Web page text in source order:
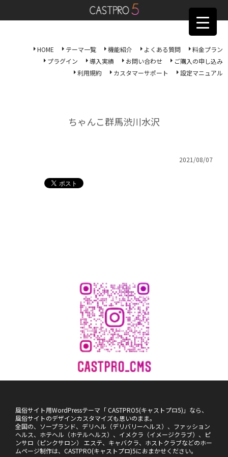
HOME テーマ一覧 機能紹介 よくある質問
料金プラン
プラグイン
導入実績 お問い合わせ
ご購入の申し込み
利用規約
カスタマーサポート 設定マニュアル
ちゃんこ群馬渋川水沢
2021/08/07
風俗サイト用WordPressテーマ「 CASTPRO5(キャストプロ5)」なら、
風俗サイトのデザインカスタマイズも思いのまま。
全国の、ソープランド、デリヘル（デリバリーヘルス）、ファッション
ヘルス、ホテヘル（ホテルヘルス）、イメクラ（イメージクラブ）、ピ
ンサロ（ピンクサロン） エステ、キャバクラ、ホストクラブなどのホー
ムページ制作は、CASTPRO(キャストプロ)5におまかせください。